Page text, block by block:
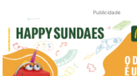
Publicidade